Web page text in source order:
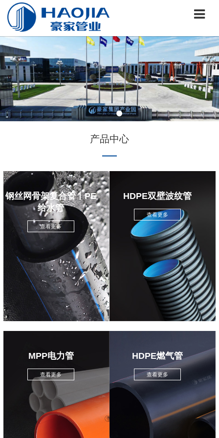
产品中心
钢丝网骨架复合管丨PE
给水管
查看更多
HDPE双壁波纹管
查看更多
MPP电力管
查看更多
HDPE燃气管
查看更多